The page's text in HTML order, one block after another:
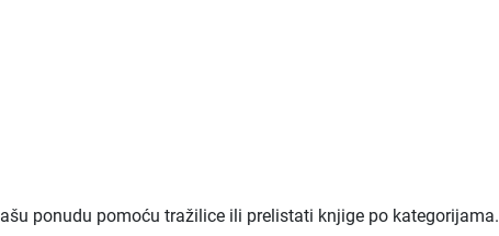
ponudu pomoću tražilice ili prelistati knjige po kategorijama.